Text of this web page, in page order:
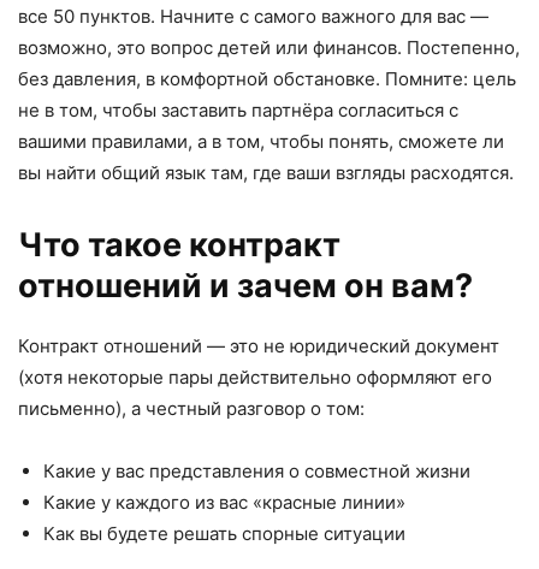
все 50 пунктов. Начните с самого важного для вас —
возможно, это вопрос детей или финансов. Постепенно,
без давления, в комфортной обстановке. Помните: цель
не в том, чтобы заставить партнёра согласиться с
вашими правилами, а в том, чтобы понять, сможете ли
вы найти общий язык там, где ваши взгляды расходятся.
Что такое контракт
отношений и зачем он вам?
Контракт отношений — это не юридический документ
(хотя некоторые пары действительно оформляют его
письменно), а честный разговор о том:
Какие у вас представления о совместной жизни
Какие у каждого из вас «красные линии»
Как вы будете решать спорные ситуации